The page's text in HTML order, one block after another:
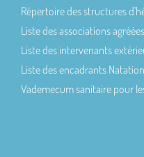
Répertoire des structures
Liste des associations agréées
Liste des intervenants
Liste des encadrants
Vademecum sanitaire pour